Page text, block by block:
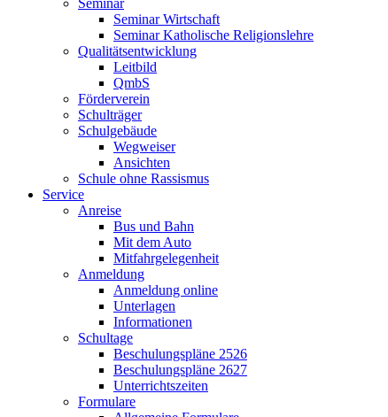
Seminar
Seminar Wirtschaft
Seminar Katholische Religionslehre
Qualitätsentwicklung
Leitbild
QmbS
Förderverein
Schulträger
Schulgebäude
Wegweiser
Ansichten
Schule ohne Rassismus
Service
Anreise
Bus und Bahn
Mit dem Auto
Mitfahrgelegenheit
Anmeldung
Anmeldung online
Unterlagen
Informationen
Schultage
Beschulungspläne 2526
Beschulungspläne 2627
Unterrichtszeiten
Formulare